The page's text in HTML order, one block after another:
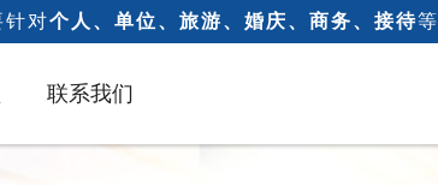
针对个人、单位、旅游、婚庆、商务、接待等
联系我们